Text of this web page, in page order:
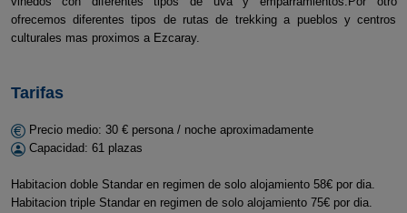
ofrecemos diferentes tipos de rutas de trekking a pueblos y centros
culturales mas proximos a Ezcaray.
Tarifas
Precio medio: 30 € persona / noche aproximadamente
Capacidad: 61 plazas
Habitacion doble Standar en regimen de solo alojamiento 58€ por dia.
Habitacion triple Standar en regimen de solo alojamiento 75€ por dia.